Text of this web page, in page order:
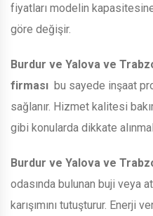
fiyatları modelin
göre değişir.
Burdur ve Yalova ve
firması bu sayede inşaat
sağlanır. Hizmet kalitesi
gibi konularda dikkate
Burdur ve Yalova ve
odasında bulunan buji veya
karışımını tutuşturur. Enerji